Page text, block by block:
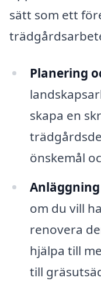
sätt som ett
Planering
skapa en
önskemål
om du vill
renovera
hjälpa till
till